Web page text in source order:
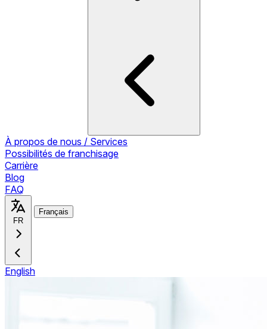
À propos de nous / Services
Possibilités de franchisage
Carrière
Blog
FAQ
FR
Français
English